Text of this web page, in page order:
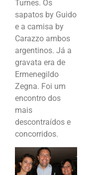
Turnes. Os
sapatos by Guido
e a camisa by
Carazzo ambos
argentinos. Já a
gravata era de
Ermenegildo
Zegna. Foi um
encontro dos
mais
descontraídos e
concorridos.